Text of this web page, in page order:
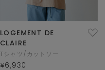
LOGEMENT DE
CLAIRE
Tシャツ/カットソー
¥6,930